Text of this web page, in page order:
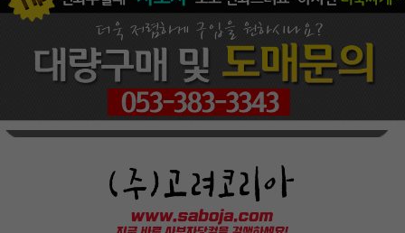
페이코 ID로
PAYCO 바로